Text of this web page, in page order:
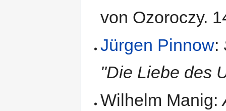
von Ozoroczy.
Jürgen Pinnow:
"Die Liebe des
Wilhelm Manig: